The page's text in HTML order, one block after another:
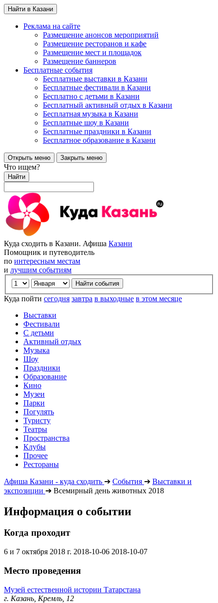
Найти в Казани
Реклама на сайте
Размещение анонсов мероприятий
Размещение ресторанов и кафе
Размещение мест и площадок
Размещение баннеров
Бесплатные события
Бесплатные выставки в Казани
Бесплатные фестивали в Казани
Бесплатно с детьми в Казани
Бесплатный активный отдых в Казани
Бесплатная музыка в Казани
Бесплатные шоу в Казани
Бесплатные праздники в Казани
Бесплатное образование в Казани
Открыть меню Закрыть меню
Что ищем?
Найти
Куда сходить в Казани. Афиша Казани
Помощник и путеводитель
по интересным местам
и лучшим событиям
Куда пойти сегодня завтра в выходные в этом месяце
Выставки
Фестивали
С детьми
Активный отдых
Музыка
Шоу
Праздники
Образование
Кино
Музеи
Парки
Погулять
Туристу
Театры
Пространства
Клубы
Прочее
Рестораны
Афиша Казани - куда сходить ➔ События ➔ Выставки и
экспозиции ➔ Всемирный день животных 2018
Информация о событии
Когда проходит
6 и 7 октября 2018 г. 2018-10-06 2018-10-07
Место проведения
Музей естественной истории Татарстана
г. Казань, Кремль, 12